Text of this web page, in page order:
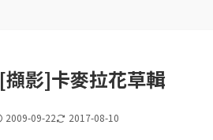
[擷影]卡麥拉花草輯
2009-09-22 2017-08-10